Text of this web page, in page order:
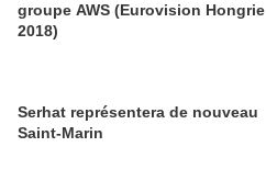
groupe AWS (Eurovision Hongrie
2018)
Serhat représentera de nouveau
Saint-Marin